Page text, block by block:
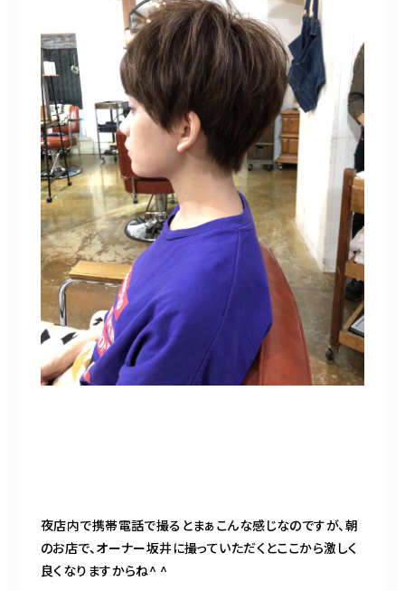
夜店内で携帯電話で撮るとまぁこんな感じなのですが、朝
のお店で、オーナー坂井に撮っていただくとここから激しく
良くなりますからね^ ^